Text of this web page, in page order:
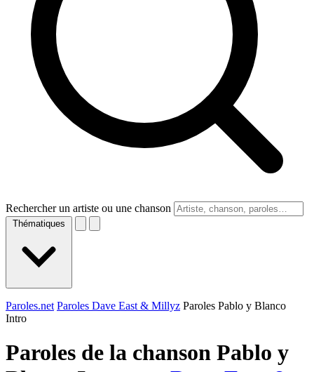
Rechercher un artiste ou une chanson
Thématiques
Paroles.net Paroles Dave East & Millyz Paroles Pablo y Blanco
Intro
Paroles de la chanson Pablo y